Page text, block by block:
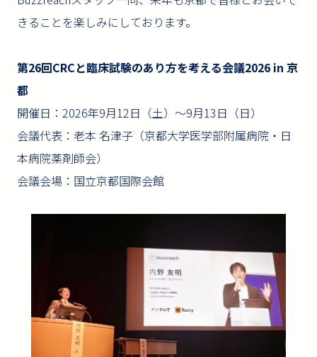
きることを楽しみにしております。
第26回CRCと臨床試験のあり方を考える会議2026 in 京
都
開催日：2026年9月12日（土）〜9月13日（日）
会議代表：老本 名津子（京都大学医学部附属病院・日
本病院薬剤師会）
会議会場：国立京都国際会館